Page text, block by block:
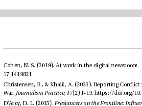
17.1419821
War. Journalism Practice 17
(2) 1-19.